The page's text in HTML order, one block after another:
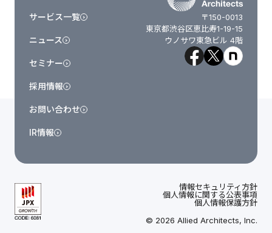
〒150-0013
東京都渋谷区恵比寿1-19-15
ウノサワ東急ビル 4階
サービス一覧
ニュース
セミナー
採用情報
お問い合わせ
IR情報
情報セキュリティ方針
個人情報に関する公表事項
個人情報保護方針
© 2026 Allied Architects, Inc.